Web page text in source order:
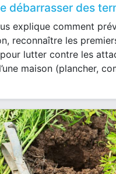
débarrasser des
explique comment
reconnaître les
lutter contre les
maison (plancher,